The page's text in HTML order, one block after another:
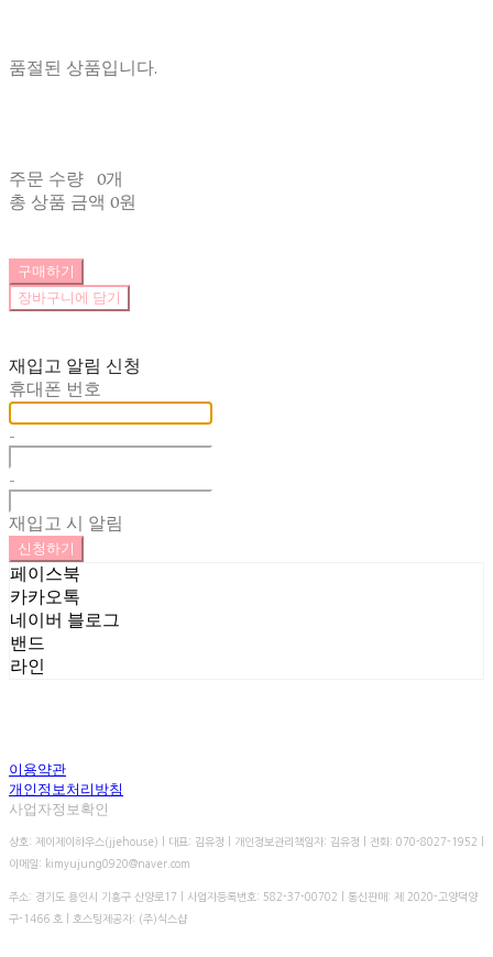
품절된 상품입니다.
주문 수량
0개
총 상품 금액 0원
구매하기
장바구니에 담기
재입고 알림 신청
휴대폰 번호
-
-
재입고 시 알림
신청하기
페이스북
카카오톡
네이버 블로그
밴드
라인
이용약관
개인정보처리방침
사업자정보확인
상호: 제이제이하우스(jjehouse) | 대표: 김유정 | 개인정보관리책임자: 김유정 | 전화: 070-8027-1952 |
이메일: kimyujung0920@naver.com
주소: 경기도 용인시 기흥구 산양로17 | 사업자등록번호: 582-37-00702 | 통신판매: 제 2020-고양덕양
구-1466 호 | 호스팅제공자: (주)식스샵